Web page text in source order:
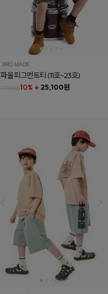
파울피그먼트티(11호~23호)
27,800원10% ↓ 25,100원